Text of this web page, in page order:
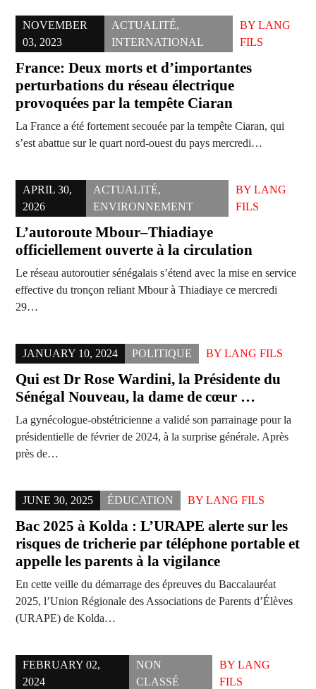
NOVEMBER
03, 2023
ACTUALITÉ,
INTERNATIONAL
BY LANG
FILS
France: Deux morts et d’importantes
perturbations du réseau électrique
provoquées par la tempête Ciaran
La France a été fortement secouée par la tempête Ciaran, qui
s’est abattue sur le quart nord-ouest du pays mercredi…
APRIL 30,
2026
ACTUALITÉ,
ENVIRONNEMENT
BY LANG
FILS
L’autoroute Mbour–Thiadiaye
officiellement ouverte à la circulation
Le réseau autoroutier sénégalais s’étend avec la mise en service
effective du tronçon reliant Mbour à Thiadiaye ce mercredi
29…
JANUARY 10, 2024 POLITIQUE BY LANG FILS
Qui est Dr Rose Wardini, la Présidente du
Sénégal Nouveau, la dame de cœur …
La gynécologue-obstétricienne a validé son parrainage pour la
présidentielle de février de 2024, à la surprise générale. Après
près de…
JUNE 30, 2025 ÉDUCATION BY LANG FILS
Bac 2025 à Kolda : L’URAPE alerte sur les
risques de tricherie par téléphone portable et
appelle les parents à la vigilance
En cette veille du démarrage des épreuves du Baccalauréat
2025, l’Union Régionale des Associations de Parents d’Élèves
(URAPE) de Kolda…
FEBRUARY 02,
2024
NON
CLASSÉ
BY LANG
FILS